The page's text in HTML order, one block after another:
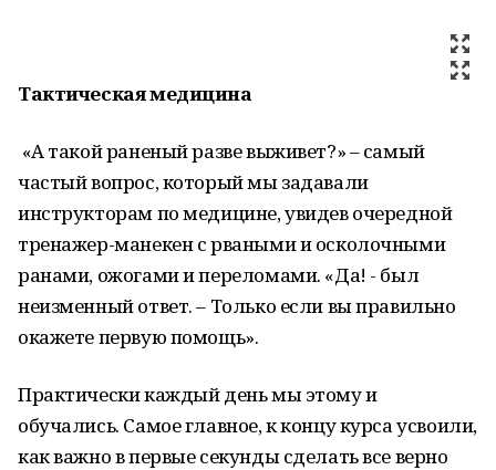
Тактическая медицина
«А такой раненый разве выживет?» – самый
частый вопрос, который мы задавали
инструкторам по медицине, увидев очередной
тренажер-манекен с рваными и осколочными
ранами, ожогами и переломами. «Да! - был
неизменный ответ. – Только если вы правильно
окажете первую помощь».
Практически каждый день мы этому и
обучались. Самое главное, к концу курса усвоили,
как важно в первые секунды сделать все верно